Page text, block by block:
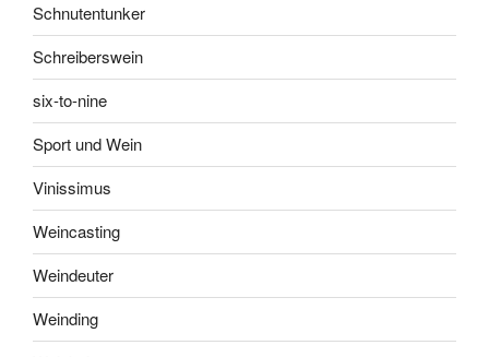
Schnutentunker
Schreiberswein
six-to-nine
Sport und Wein
Vinissimus
Weincasting
Weindeuter
Weinding